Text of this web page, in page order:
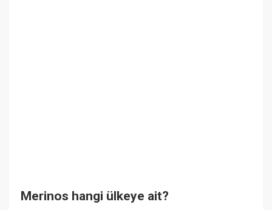
Merinos hangi ülkeye ait?